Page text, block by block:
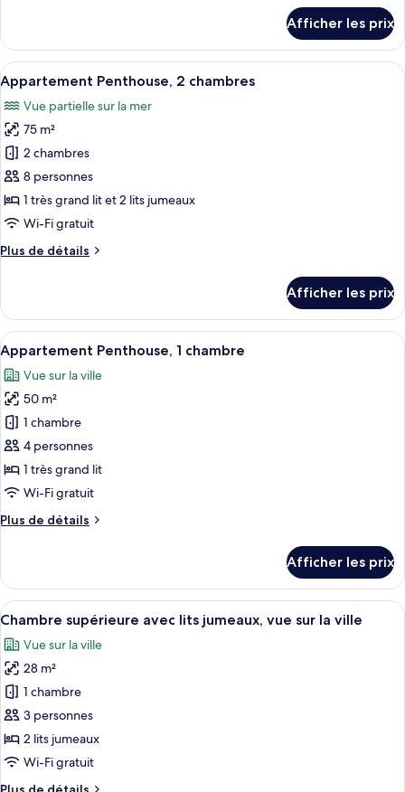
chambres
Appartement
Penthouse,
3
chambres
Afficher les prix
Afficher
toutes
les
photos
pour
ce
type
de
chambre :
Appartement
chambres
Un salon moderne avec une fresque
6
Appartement Penthouse, 2 chambres
Vue partielle sur la mer
75 m²
2 chambres
8 personnes
1 très grand lit et 2 lits jumeaux
Wi-Fi gratuit
Plus de détails
Plus
Appartement
Penthouse,
2
chambres
Afficher les prix
Afficher
toutes
les
photos
pour
ce
type
de
chambre :
Appartement
chambre
Un salon moderne avec un canapé,
7
Appartement Penthouse, 1 chambre
Vue sur la ville
50 m²
1 chambre
4 personnes
1 très grand lit
Wi-Fi gratuit
Plus de détails
Plus
Appartement
Penthouse,
1
Afficher les prix
Afficher
toutes
les
photos
pour
ce
type
de
chambre :
Une chambre d’hôtel moderne
8
Chambre supérieure avec lits jumeaux, vue sur la ville
Vue sur la ville
28 m²
1 chambre
3 personnes
2 lits jumeaux
Wi-Fi gratuit
Plus